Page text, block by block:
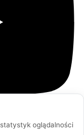
oglądalności